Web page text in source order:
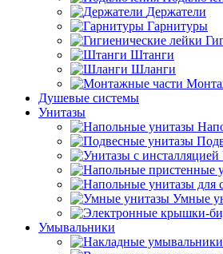
Держатели
Гарнитуры
Штанги
Шланги
Душевые системы
Унитазы
Умные
Умывальники